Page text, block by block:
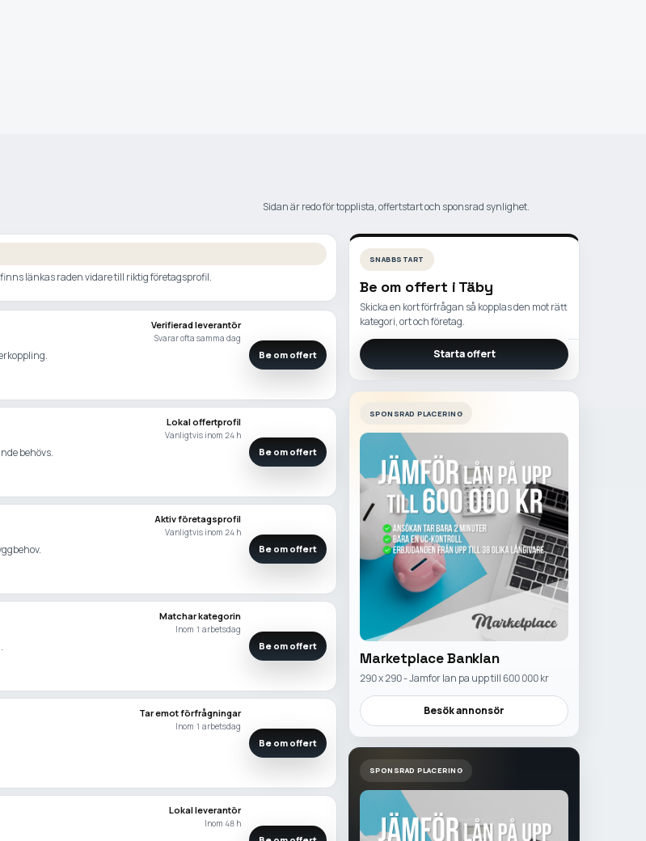
Sidan är redo för topplista, offertstart och sponsrad synlighet.
länkas raden vidare till riktig företagsprofil.
Verifierad leverantör
Svarar ofta samma dag
Be om offert
Lokal offertprofil
Vanligtvis inom 24 h
behövs. Be om offert
Aktiv företagsprofil
Vanligtvis inom 24 h
Be om offert
Matchar kategorin
Inom 1 arbetsdag
Be om offert
Tar emot förfrågningar
Inom 1 arbetsdag
Be om offert
Lokal leverantör
Inom 48 h
SNABBSTART
Be om offert i Täby
Skicka en kort förfrågan så kopplas den mot rätt
kategori, ort och företag.
Starta offert
SPONSRAD PLACERING
Marketplace Banklan
290 x 290 - Jamfor lan pa upp till 600 000 kr
Besök annonsör
SPONSRAD PLACERING